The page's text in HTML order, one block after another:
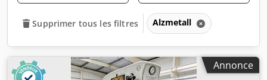
Supprimer tous les filtres Alzmetall
Annonce